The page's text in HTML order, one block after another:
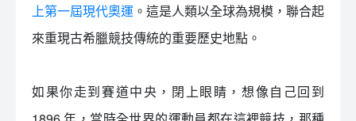
上第一屆現代奧運 。這是人類以全球為規模，聯合起
來重現古希臘競技傳統的重要歷史地點。
如果你走到賽道中央，閉上眼睛，想像自己回到